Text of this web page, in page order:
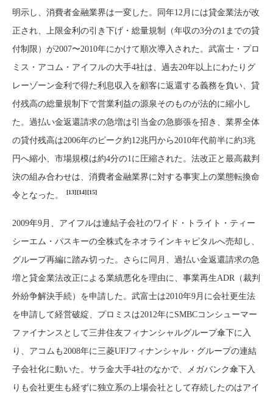
明示し、消費者金融業界は一変した。同年12月には貸金業法が改
正され、上限金利の引き下げ・総量規制（年収の3分の1までの貸
付制限）が2007〜2010年にかけて順次導入された。武富士・プロ
ミス・アコム・アイフルの大手4社は、過去20年以上にわたりグ
レーゾーン金利で得た利息収入を顧客に返還する義務を負い、貸
付残高の総量規制下で営業利益の源泉そのものが法的に縮小し
た。過払い金返還請求の急増は引当金の急膨張を招き、業界全体
の貸付残高は2006年のピーク約12兆円から2010年代前半に約3兆
円へ縮小、市場規模は約4分の1に圧縮された。法改正と最高裁判
決の組み合わせは、消費者金融業界に対する事実上の業態転換命
令となった。
[13] [14] [15]
2009年9月、アイフルは連結子会社のワイド・トライト・ティー
シーエム・パスキーの全株式をネオラインキャピタルへ売却し、
グループ再編に踏み切った。さらに同月、過払い金返還請求の急
増と貸金業法改正による業績悪化を理由に、事業再生ADR（裁判
外紛争解決手続）を申請した。武富士は2010年9月に会社更生法
を申請して経営破綻、プロミスは2012年にSMBCコンシューマー
ファイナンスとして三井住友フィナンシャルグループ傘下に入
り、アコムも2008年に三菱UFJフィナンシャル・グループの連結
子会社化に動いた。サラ金大手4社のなかで、メガバンク傘下入
りも会社更生も経ずに独立系の上場会社として存続したのはアイ